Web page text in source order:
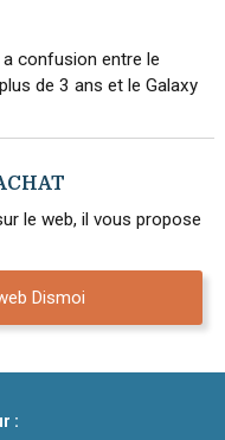
a confusion entre le
de 3 ans et le Galaxy
le web, il vous propose
Dismoi
: